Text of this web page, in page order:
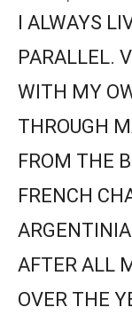
I ALWAYS
PARALLEL.
WITH MY
THROUGH
FROM THE
FRENCH
AFTER ALL
OVER THE